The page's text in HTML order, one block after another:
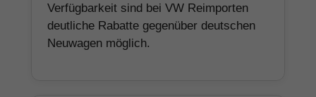
Verfügbarkeit sind bei VW Reimporten
deutliche Rabatte gegenüber deutschen
Neuwagen möglich.